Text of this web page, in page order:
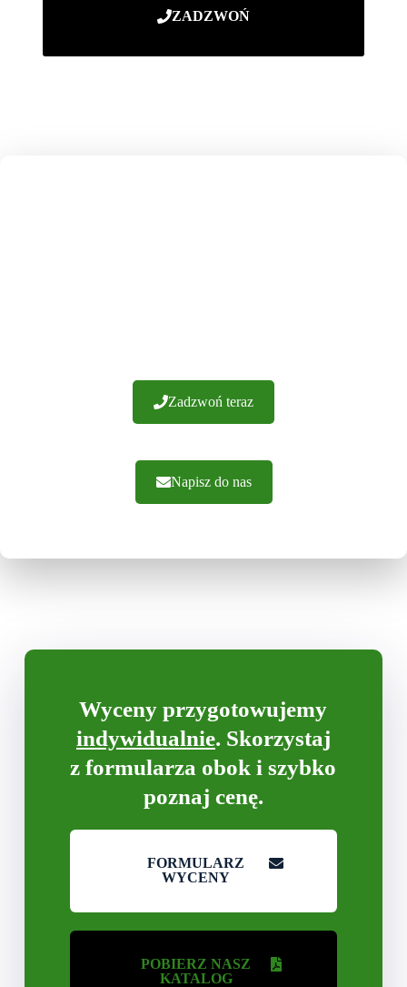
ZADZWOŃ
Zadzwoń teraz
Napisz do nas
Wyceny przygotowujemy
indywidualnie. Skorzystaj
z formularza obok i szybko
poznaj cenę.
FORMULARZ
WYCENY
POBIERZ NASZ
KATALOG